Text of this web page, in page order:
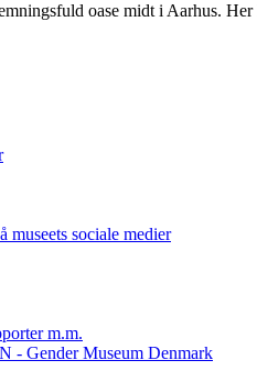
oase midt i Aarhus.
museets sociale medier
m.m.
- Gender Museum Denmark